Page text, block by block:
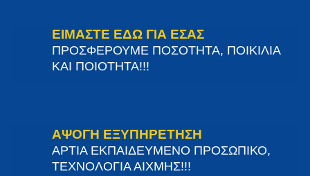
ΕΙΜΑΣΤΕ ΕΔΩ ΓΙΑ ΕΣΑΣ
ΠΡΟΣΦΕΡΟΥΜΕ ΠΟΣΟΤΗΤΑ, ΠΟΙΚΙΛΙΑ
ΚΑΙ ΠΟΙΟΤΗΤΑ!!!
ΑΨΟΓΗ ΕΞΥΠΗΡΕΤΗΣΗ
ΑΡΤΙΑ ΕΚΠΑΙΔΕΥΜΕΝΟ ΠΡΟΣΩΠΙΚΟ,
ΤΕΧΝΟΛΟΓΙΑ ΑΙΧΜΗΣ!!!